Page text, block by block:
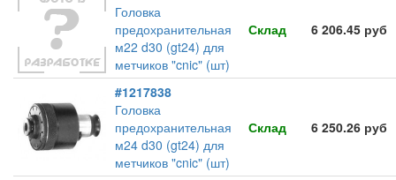
Головка
предохранительная
м22 d30 (gt24) для
метчиков "cnic" (шт)
Склад 6 206.45 руб
#1217838
Головка
предохранительная
м24 d30 (gt24) для
метчиков "cnic" (шт)
Склад 6 250.26 руб